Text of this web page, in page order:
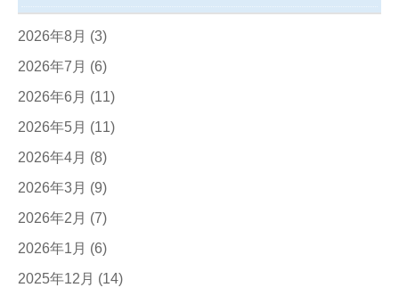
2026年8月 (3)
2026年7月 (6)
2026年6月 (11)
2026年5月 (11)
2026年4月 (8)
2026年3月 (9)
2026年2月 (7)
2026年1月 (6)
2025年12月 (14)